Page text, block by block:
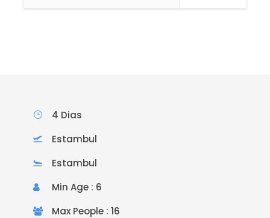
4 Dias
Estambul
Estambul
Min Age : 6
Max People : 16